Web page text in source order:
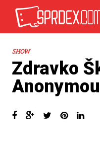
SHOW
Zdravko